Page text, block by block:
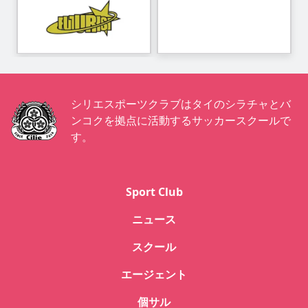
シリエスポーツクラブはタイのシラチャとバ
ンコクを拠点に活動するサッカースクールで
す。
Sport Club
ニュース
スクール
エージェント
個サル